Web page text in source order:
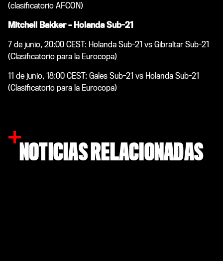
(clasificatorio AFCON)
Mitchell Bakker – Holanda Sub-21
7 de junio, 20:00 CEST: Holanda Sub-21 vs Gibraltar Sub-21
(Clasificatorio para la Eurocopa)
11 de junio, 18:00 CEST: Gales Sub-21 vs Holanda Sub-21
(Clasificatorio para la Eurocopa)
NOTICIAS RELACIONADAS